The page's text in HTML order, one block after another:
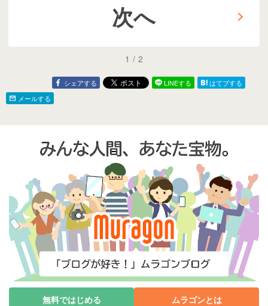
次へ
1 / 2
シェアする LINEする
はてブする
メールする
無料ではじめる ムラゴンとは